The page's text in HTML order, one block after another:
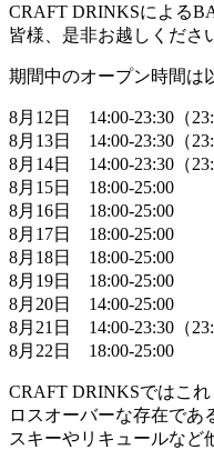
CRAFT DRINKSによる
皆様、是非お越しくださ
期間中のオープン時間は
8月12日 14:00-23:30（
8月13日 14:00-23:30（
8月14日 14:00-23:30（
8月15日 18:00-25:00
8月16日 18:00-25:00
8月17日 18:00-25:00
8月18日 18:00-25:00
8月19日 18:00-25:00
8月20日 14:00-25:00
8月21日 14:00-23:30（
8月22日 18:00-25:00
CRAFT DRINKSではこ
ロスオーバーな存在であ
スキーやリキュールなど